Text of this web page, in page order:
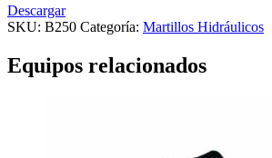
Descargar
SKU: B250 Categoría: Martillos Hidráulicos
Equipos relacionados